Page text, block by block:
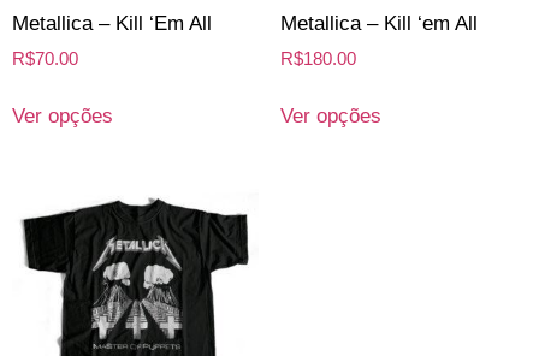
Metallica – Kill ‘Em All
R$70.00
Ver opções
Metallica – Kill ‘em All
R$180.00
Ver opções